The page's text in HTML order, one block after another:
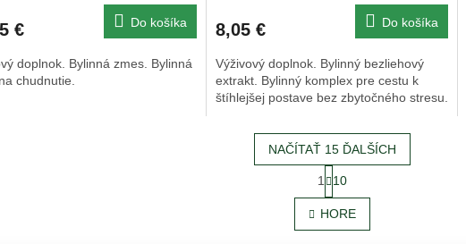
€ Do košíka
doplnok. Bylinná zmes. Bylinná
chudnutie.
8,05 € Do košíka
Výživový doplnok. Bylinný bezliehový
extrakt. Bylinný komplex pre cestu k
štíhlejšej postave bez zbytočného stresu.
O
v
l
NAČÍTAŤ 15 ĎALŠÍCH
t
r
á
n
1 10
HORE